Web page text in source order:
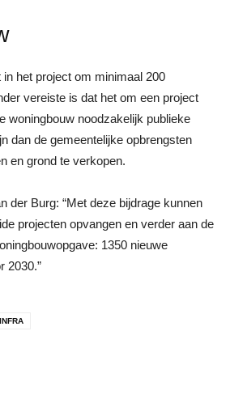
het project om minimaal 200
vereiste is dat het om een project
woningbouw noodzakelijk publieke
dan de gemeentelijke opbrengsten
en grond te verkopen.
der Burg: “Met deze bijdrage kunnen
projecten opvangen en verder aan de
1350 nieuwe
2030.”